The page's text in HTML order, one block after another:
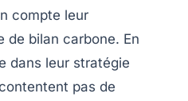
compte leur
de bilan carbone. En
dans leur stratégie
pas de